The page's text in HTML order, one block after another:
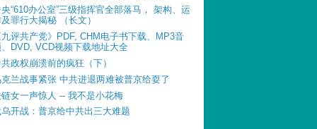
“610办公室”三级指挥官全部落马， 架构、运
罪行大揭秘 （长文）
评共产党》PDF, CHM电子书下载、MP3音
DVD, VCD视频下载地址大全
政权崩溃前的疯狂（下）
兰战事紧张 中共进退两难被普京给耍了
女一声惊人 -- 我不是小花梅
开战：普京给中共出三大难题